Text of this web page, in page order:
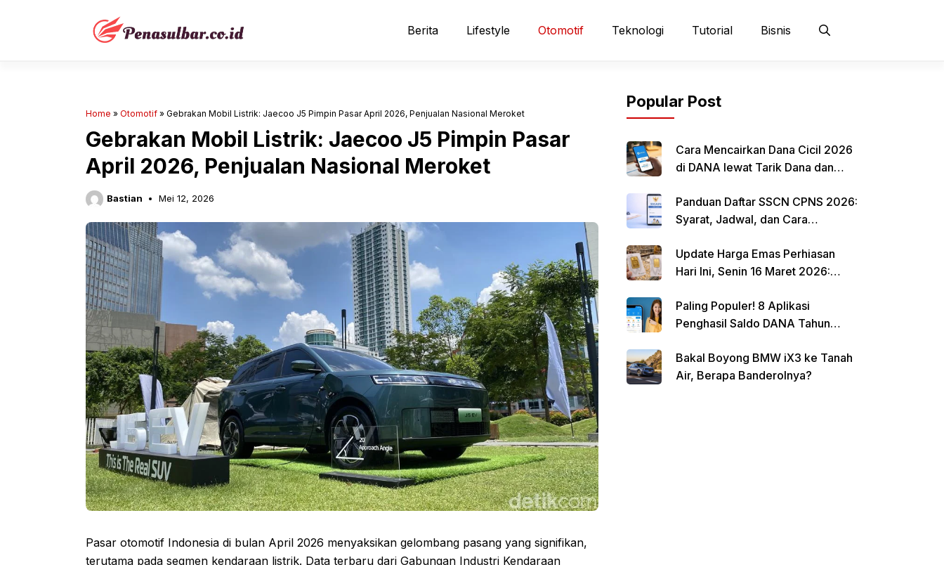
Berita Lifestyle Otomotif Teknologi Tutorial Bisnis
Home » Otomotif » Gebrakan Mobil Listrik: Jaecoo J5 Pimpin Pasar April 2026, Penjualan Nasional Meroket
Gebrakan Mobil Listrik: Jaecoo J5 Pimpin Pasar
April 2026, Penjualan Nasional Meroket
Bastian Mei 12, 2026
Pasar otomotif Indonesia di bulan April 2026 menyaksikan gelombang pasang yang signifikan,
terutama pada segmen kendaraan listrik. Data terbaru dari Gabungan Industri Kendaraan
Popular Post
Cara Mencairkan Dana Cicil 2026
di DANA lewat Tarik Dana dan
Panduan Daftar SSCN CPNS 2026:
Syarat, Jadwal, dan Cara
Update Harga Emas Perhiasan
Hari Ini, Senin 16 Maret 2026:
Paling Populer! 8 Aplikasi
Penghasil Saldo DANA Tahun
Bakal Boyong BMW iX3 ke Tanah
Air, Berapa Banderolnya?